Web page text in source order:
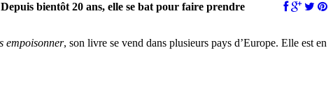
bientôt 20 ans, elle se bat pour faire prendre
empoisonner, son livre se vend dans plusieurs pays d’Europe. Elle est en